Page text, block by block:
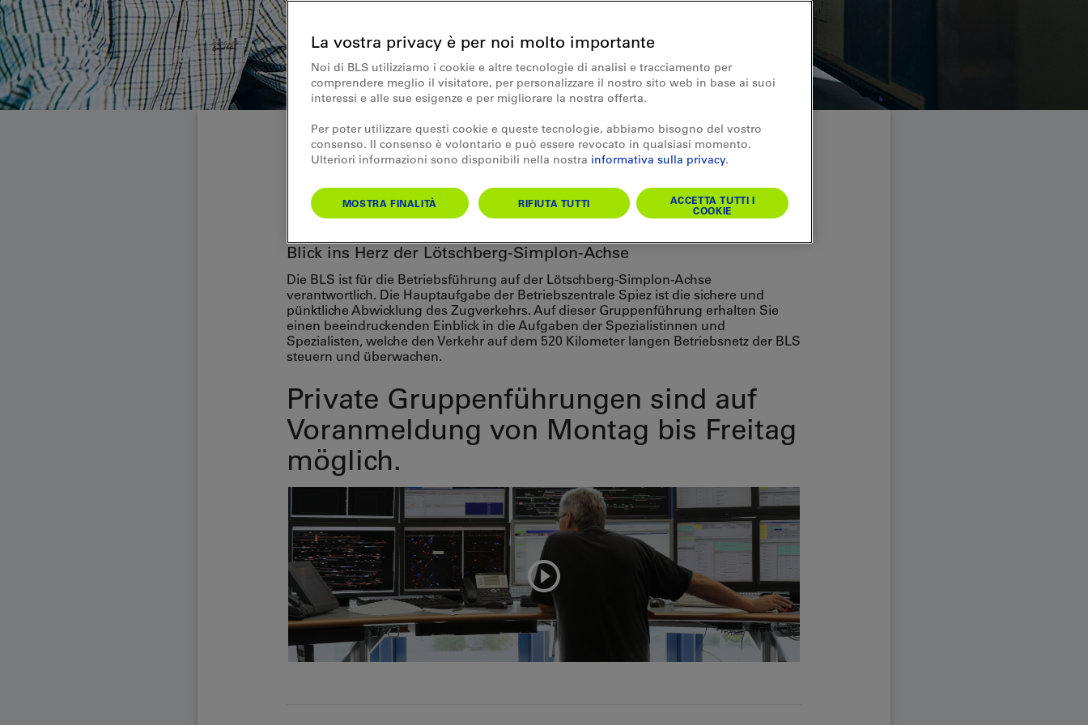
Private Gruppenführung
Betriebszentrale Spiez
Blick ins Herz der Lötschberg-Simplon-Achse
Die BLS ist für die Betriebsführung auf der Lötschberg-Simplon-Achse
verantwortlich. Die Hauptaufgabe der Betriebszentrale Spiez ist die sichere und
pünktliche Abwicklung des Zugverkehrs. Auf dieser Gruppenführung erhalten Sie
einen beeindruckenden Einblick in die Aufgaben der Spezialistinnen und
Spezialisten, welche den Verkehr auf dem 520 Kilometer langen Betriebsnetz der BLS
steuern und überwachen.
Private Gruppenführungen sind auf
Voranmeldung von Montag bis Freitag
möglich.
La vostra privacy è per noi molto importante
Noi di BLS utilizziamo i cookie e altre tecnologie di analisi e tracciamento per
comprendere meglio il visitatore, per personalizzare il nostro sito web in base ai suoi
interessi e alle sue esigenze e per migliorare la nostra offerta.
Per poter utilizzare questi cookie e queste tecnologie, abbiamo bisogno del vostro
consenso. Il consenso è volontario e può essere revocato in qualsiasi momento.
Ulteriori informazioni sono disponibili nella nostra informativa sulla privacy.
MOSTRA FINALITÀ RIFIUTA TUTTI
ACCETTA TUTTI I
COOKIE